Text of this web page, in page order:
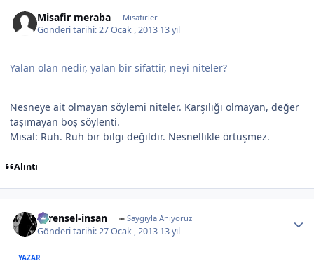
Misafir meraba Misafirler
Gönderi tarihi:27 Ocak , 2013 13 yıl
Yalan olan nedir, yalan bir sifattir, neyi niteler?
Nesneye ait olmayan söylemi niteler. Karşılığı olmayan, değer
taşımayan boş söylenti.
Misal: Ruh. Ruh bir bilgi değildir. Nesnellikle örtüşmez.
Alıntı
evrensel-insan ∞Saygıyla Anıyoruz
Gönderi tarihi:27 Ocak , 2013 13 yıl
YAZAR